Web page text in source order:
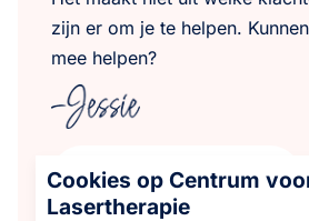
zijn er om je te helpen.
mee helpen?
+31 (0)6 57 06 05 24
Cookies op Centrum
Lasertherapie